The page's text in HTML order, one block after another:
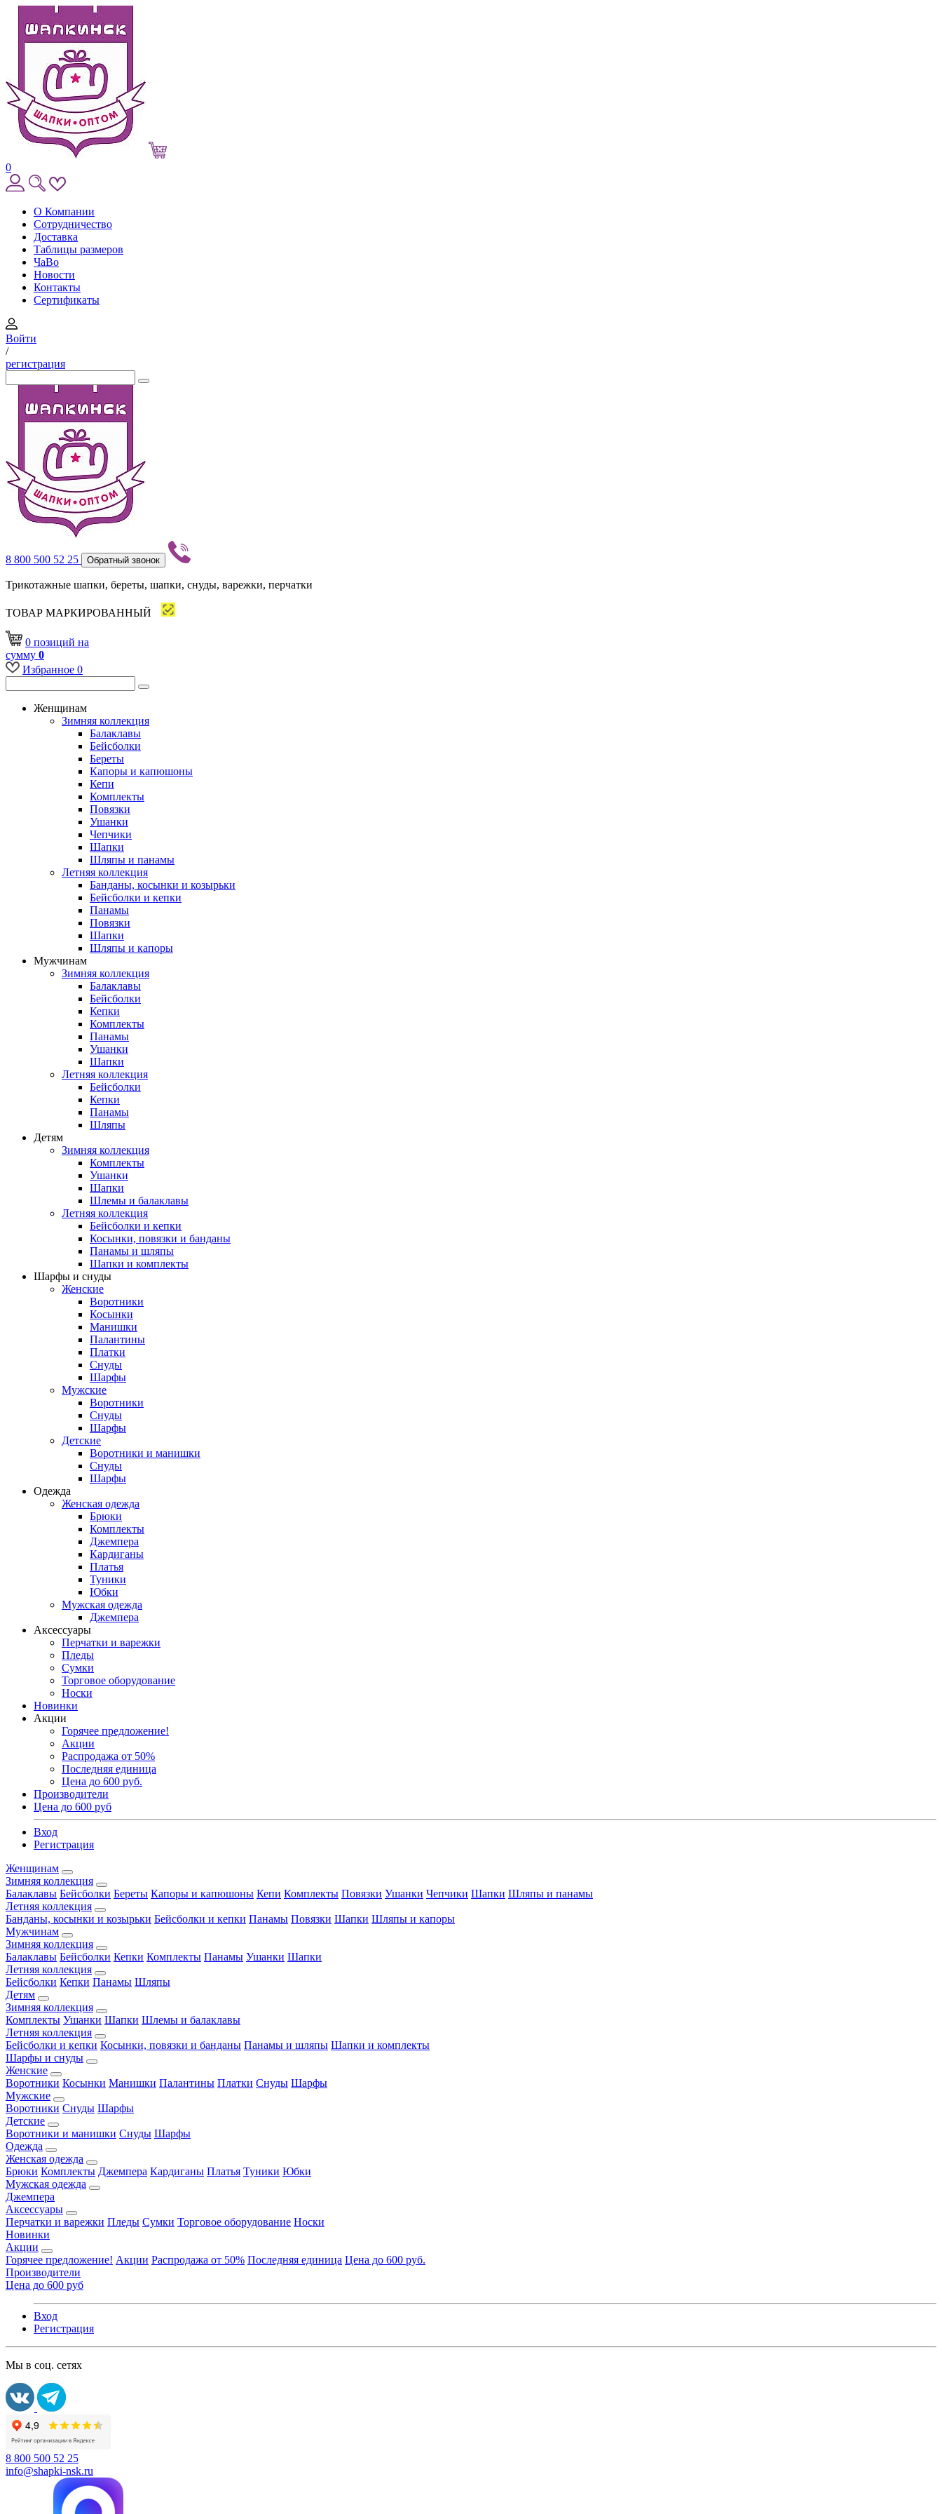
0
О Компании
Сотрудничество
Доставка
Таблицы размеров
ЧаВо
Новости
Контакты
Сертификаты
Войти
/
регистрация
8 800 500 52 25 Обратный звонок
Трикотажные шапки, береты, шапки, снуды, варежки, перчатки
ТОВАР МАРКИРОВАННЫЙ
0 позиций на
сумму 0
Избранное 0
Женщинам
Зимняя коллекция
Балаклавы
Бейсболки
Береты
Капоры и капюшоны
Кепи
Комплекты
Повязки
Ушанки
Чепчики
Шапки
Шляпы и панамы
Летняя коллекция
Банданы, косынки и козырьки
Бейсболки и кепки
Панамы
Повязки
Шапки
Шляпы и капоры
Мужчинам
Зимняя коллекция
Балаклавы
Бейсболки
Кепки
Комплекты
Панамы
Ушанки
Шапки
Летняя коллекция
Бейсболки
Кепки
Панамы
Шляпы
Детям
Зимняя коллекция
Комплекты
Ушанки
Шапки
Шлемы и балаклавы
Летняя коллекция
Бейсболки и кепки
Косынки, повязки и банданы
Панамы и шляпы
Шапки и комплекты
Шарфы и снуды
Женские
Воротники
Косынки
Манишки
Палантины
Платки
Снуды
Шарфы
Мужские
Воротники
Снуды
Шарфы
Детские
Воротники и манишки
Снуды
Шарфы
Одежда
Женская одежда
Брюки
Комплекты
Джемпера
Кардиганы
Платья
Туники
Юбки
Мужская одежда
Джемпера
Аксессуары
Перчатки и варежки
Пледы
Сумки
Торговое оборудование
Носки
Новинки
Акции
Горячее предложение!
Акции
Распродажа от 50%
Последняя единица
Цена до 600 руб.
Производители
Цена до 600 руб
Вход
Регистрация
Женщинам
Зимняя коллекция
Балаклавы Бейсболки Береты Капоры и капюшоны Кепи Комплекты Повязки Ушанки Чепчики Шапки Шляпы и панамы
Летняя коллекция
Банданы, косынки и козырьки Бейсболки и кепки Панамы Повязки Шапки Шляпы и капоры
Мужчинам
Зимняя коллекция
Балаклавы Бейсболки Кепки Комплекты Панамы Ушанки Шапки
Летняя коллекция
Бейсболки Кепки Панамы Шляпы
Детям
Зимняя коллекция
Комплекты Ушанки Шапки Шлемы и балаклавы
Летняя коллекция
Бейсболки и кепки Косынки, повязки и банданы Панамы и шляпы Шапки и комплекты
Шарфы и снуды
Женские
Воротники Косынки Манишки Палантины Платки Снуды Шарфы
Мужские
Воротники Снуды Шарфы
Детские
Воротники и манишки Снуды Шарфы
Одежда
Женская одежда
Брюки Комплекты Джемпера Кардиганы Платья Туники Юбки
Мужская одежда
Джемпера
Аксессуары
Перчатки и варежки Пледы Сумки Торговое оборудование Носки
Новинки
Акции
Горячее предложение! Акции Распродажа от 50% Последняя единица Цена до 600 руб.
Производители
Цена до 600 руб
Вход
Регистрация
Мы в соц. сетях
8 800 500 52 25
info@shapki-nsk.ru